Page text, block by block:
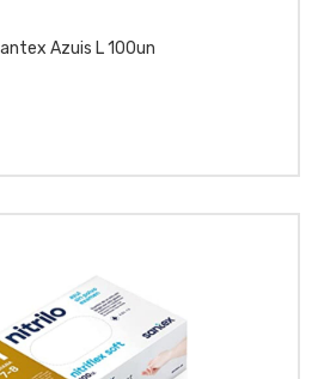
Azuis L 100un